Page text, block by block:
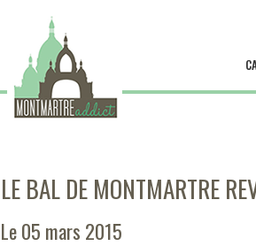
LE BAL DE MONTMARTRE
Le 05 mars 2015